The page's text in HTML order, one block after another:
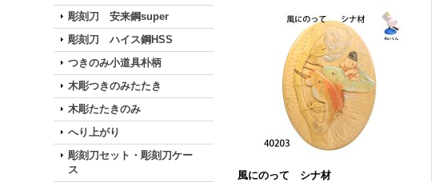
彫刻刀 安来鋼super
彫刻刀 ハイス鋼HSS
つきのみ小道具朴柄
木彫つきのみたたき
木彫たたきのみ
へり上がり
彫刻刀セット・彫刻刀ケー
ス
風にのって シナ材